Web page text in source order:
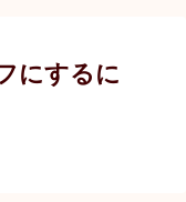
にするに